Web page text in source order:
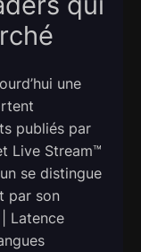
une
publiés par
Live Stream™
se distingue
par son
Latence